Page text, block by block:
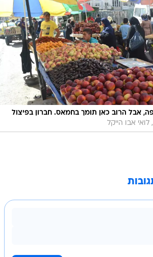
אבל הרוב כאן תומך בחמאס. חברון בפיצול
אבו הייקל